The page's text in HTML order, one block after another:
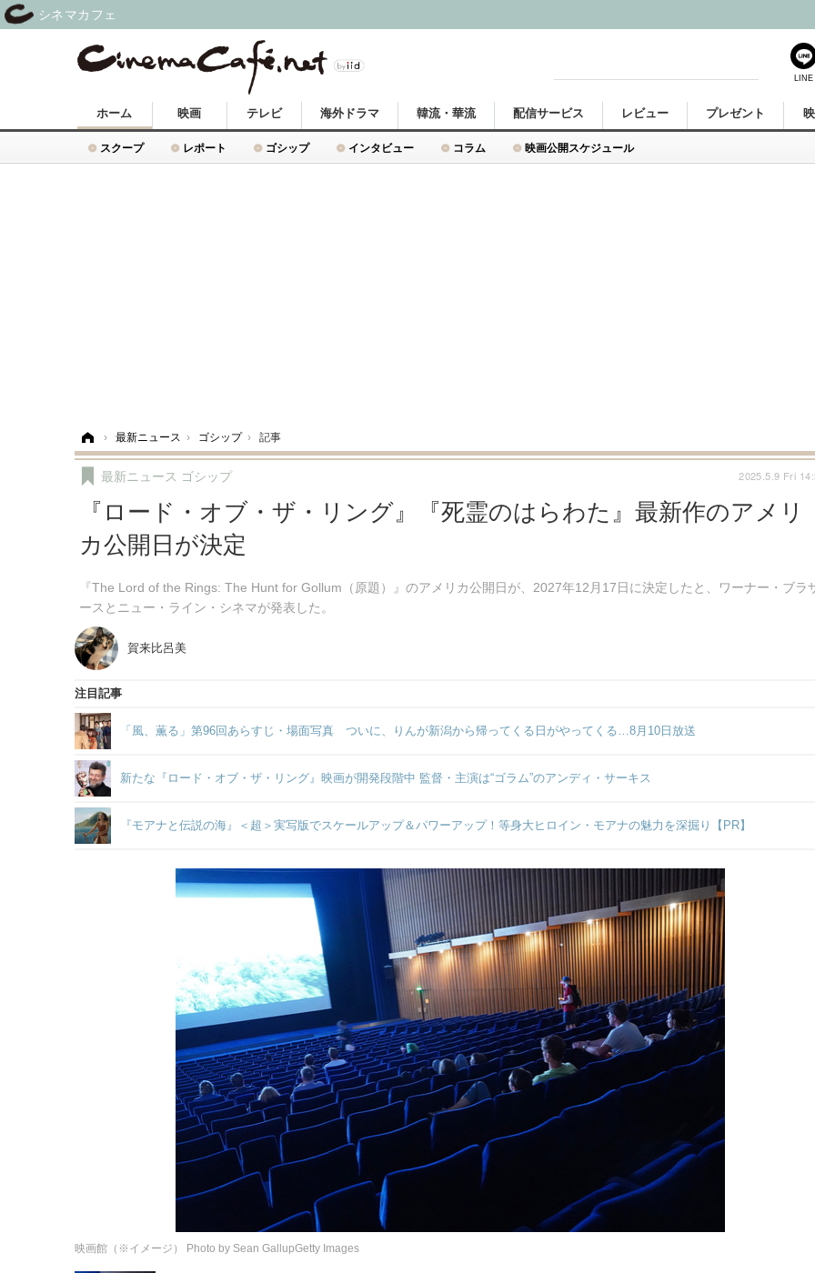
ホーム
スクープ レポート ゴシップ インタビュー コラム 映画公開スケジュール
映画 テレビ 海外ドラマ 韓流・華流 配信サービス レビュー プレゼント
› 最新ニュース › ゴシップ › 記事
『ロード・オブ・ザ・リング』『死霊のはらわた』最新作のアメリ
カ公開日が決定
『The Lord of the Rings: The Hunt for Gollum（原題）』のアメリカ公開日が、2027年12月17日に決定したと、ワーナー・ブラ
ースとニュー・ライン・シネマが発表した。
最新ニュース ゴシップ 2025.5.9 Fri
賀来比呂美
注目記事
「風、薫る」第96回あらすじ・場面写真 ついに、りんが新潟から帰ってくる日がやってくる…8月10日放送
新たな『ロード・オブ・ザ・リング』映画が開発段階中 監督・主演は“ゴラム”のアンディ・サーキス
『モアナと伝説の海』＜超＞実写版でスケールアップ＆パワーアップ！等身大ヒロイン・モアナの魅力を深掘り【PR】
映画館（※イメージ） Photo by Sean GallupGetty Images
LINE
シネマカフェ